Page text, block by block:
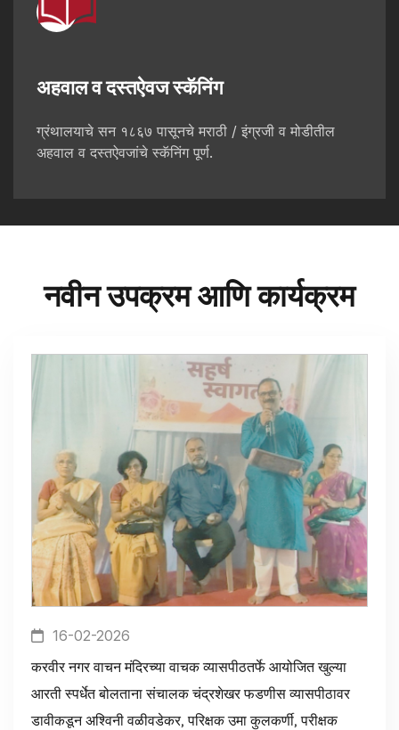
अहवाल व दस्तऐवज स्कॅनिंग
ग्रंथालयाचे सन १८६७ पासूनचे मराठी / इंग्रजी व मोडीतील
अहवाल व दस्तऐवजांचे स्कॅनिंग पूर्ण.
नवीन उपक्रम आणि कार्यक्रम
16-02-2026
करवीर नगर वाचन मंदिरच्या वाचक व्यासपीठतर्फे आयोजित खुल्या
आरती स्पर्धेत बोलताना संचालक चंद्रशेखर फडणीस व्यासपीठावर
डावीकडून अश्विनी वळीवडेकर, परिक्षक उमा कुलकर्णी, परीक्षक